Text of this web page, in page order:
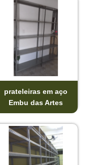
prateleiras em aço
Embu das Artes